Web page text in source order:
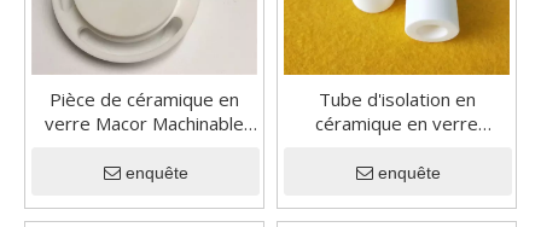
Pièce de céramique en
verre Macor Machinable
enquête
Tube d'isolation en
céramique en verre
avancé
enquête